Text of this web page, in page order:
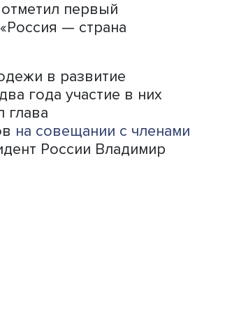
искусственному
соревнование уже
точкой притяжения
соревнований
задачами проекта
работают сильнейшие
решения.
таланты и в скором
задач смогут быть
— отметил первый
АНО «Россия — страна